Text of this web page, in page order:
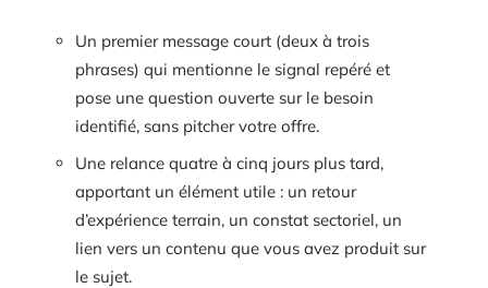
Un premier message court (deux à trois
phrases) qui mentionne le signal repéré et
pose une question ouverte sur le besoin
identifié, sans pitcher votre offre.
Une relance quatre à cinq jours plus tard,
apportant un élément utile : un retour
d’expérience terrain, un constat sectoriel, un
lien vers un contenu que vous avez produit sur
le sujet.